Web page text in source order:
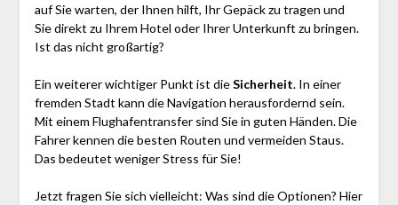
auf Sie warten, der Ihnen hilft, Ihr Gepäck zu tragen und
Sie direkt zu Ihrem Hotel oder Ihrer Unterkunft zu bringen.
Ist das nicht großartig?
Ein weiterer wichtiger Punkt ist dieSicherheit. In einer
fremden Stadt kann die Navigation herausfordernd sein.
Mit einem Flughafentransfer sind Sie in guten Händen. Die
Fahrer kennen die besten Routen und vermeiden Staus.
Das bedeutet weniger Stress für Sie!
Jetzt fragen Sie sich vielleicht: Was sind die Optionen? Hier